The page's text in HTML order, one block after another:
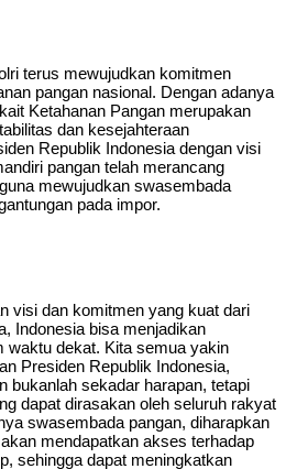
terus mewujudkan komitmen
pangan nasional. Dengan adanya
Ketahanan Pangan merupakan
dan kesejahteraan
Republik Indonesia dengan visi
pangan telah merancang
mewujudkan swasembada
pada impor.
visi dan komitmen yang kuat dari
Indonesia bisa menjadikan
waktu dekat. Kita semua yakin
Presiden Republik Indonesia,
bukanlah sekadar harapan, tetapi
dapat dirasakan oleh seluruh rakyat
swasembada pangan, diharapkan
mendapatkan akses terhadap
sehingga dapat meningkatkan